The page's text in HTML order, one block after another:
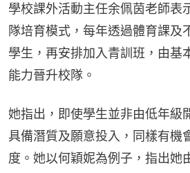
學校課外活動主任余佩茵老師表
隊培育模式，每年透過體育課及
學生，再安排加入青訓班，由基
能力晉升校隊。
她指出，即使學生並非由低年級
具備潛質及願意投入，同樣有機
度。她以何穎妮為例子，指出她